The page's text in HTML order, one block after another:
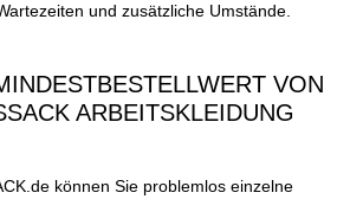
und zusätzliche Umstände.
VON
ARBEITSKLEIDUNG
können Sie problemlos einzelne